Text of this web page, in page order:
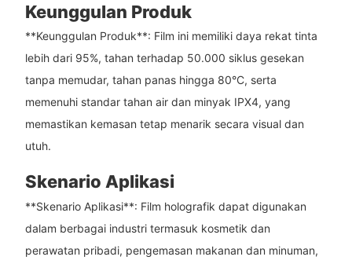
Keunggulan Produk
**Keunggulan Produk**: Film ini memiliki daya rekat tinta
lebih dari 95%, tahan terhadap 50.000 siklus gesekan
tanpa memudar, tahan panas hingga 80°C, serta
memenuhi standar tahan air dan minyak IPX4, yang
memastikan kemasan tetap menarik secara visual dan
utuh.
Skenario Aplikasi
**Skenario Aplikasi**: Film holografik dapat digunakan
dalam berbagai industri termasuk kosmetik dan
perawatan pribadi, pengemasan makanan dan minuman,